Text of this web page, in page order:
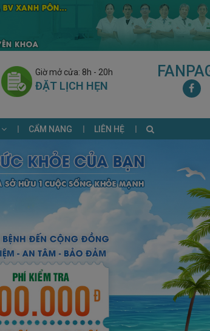
Giờ mở cửa: 8h - 20h
ĐẶT LỊCH HẸN
CẨM NANG LIÊN HỆ